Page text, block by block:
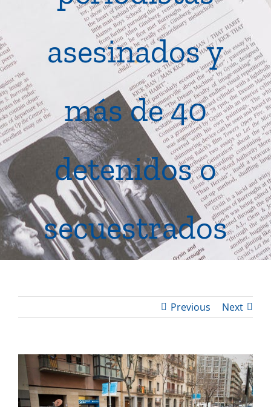
asesinados y
más de 40
detenidos o
secuestrados
Previous Next
View
Larger
Image